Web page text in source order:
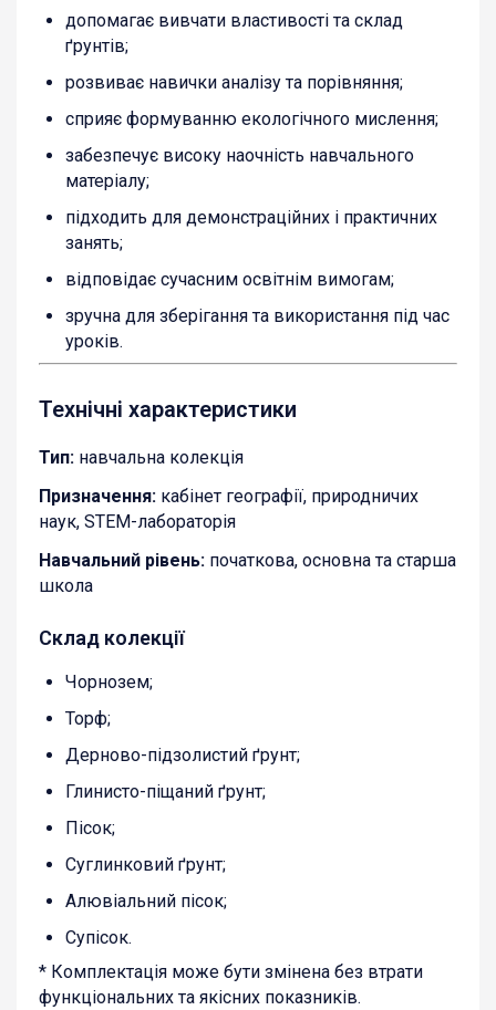
допомагає вивчати властивості та склад
ґрунтів;
розвиває навички аналізу та порівняння;
сприяє формуванню екологічного мислення;
забезпечує високу наочність навчального
матеріалу;
підходить для демонстраційних і практичних
занять;
відповідає сучасним освітнім вимогам;
зручна для зберігання та використання під час
уроків.
Технічні характеристики
Тип: навчальна колекція
Призначення: кабінет географії, природничих
наук, STEM-лабораторія
Навчальний рівень: початкова, основна та старша
школа
Склад колекції
Чорнозем;
Торф;
Дерново-підзолистий ґрунт;
Глинисто-піщаний ґрунт;
Пісок;
Суглинковий ґрунт;
Алювіальний пісок;
Супісок.
* Комплектація може бути змінена без втрати
функціональних та якісних показників.